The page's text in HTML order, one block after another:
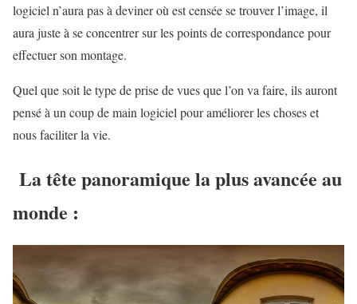
logiciel n’aura pas à deviner où est censée se trouver l’image, il
aura juste à se concentrer sur les points de correspondance pour
effectuer son montage.
Quel que soit le type de prise de vues que l’on va faire, ils auront
pensé à un coup de main logiciel pour améliorer les choses et
nous faciliter la vie.
La tête panoramique la plus avancée au
monde :